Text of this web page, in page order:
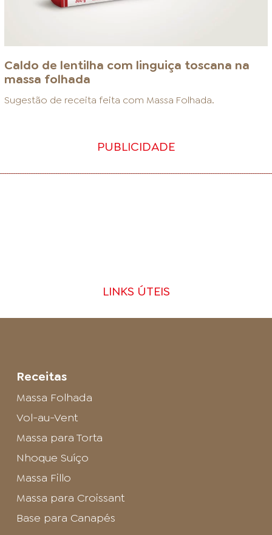
Caldo de lentilha com linguiça toscana na
massa folhada
Sugestão de receita feita com Massa Folhada.
PUBLICIDADE
LINKS ÚTEIS
Receitas
Massa Folhada
Vol-au-Vent
Massa para Torta
Nhoque Suíço
Massa Fillo
Massa para Croissant
Base para Canapés